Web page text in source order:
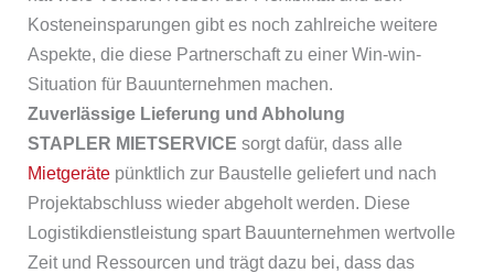
Kosteneinsparungen gibt es noch zahlreiche weitere
Aspekte, die diese Partnerschaft zu einer Win-win-
Situation für Bauunternehmen machen.
Zuverlässige Lieferung und Abholung
STAPLER MIETSERVICE sorgt dafür, dass alle
Mietgerätepünktlich zur Baustelle geliefert und nach
Projektabschluss wieder abgeholt werden. Diese
Logistikdienstleistung spart Bauunternehmen wertvolle
Zeit und Ressourcen und trägt dazu bei, dass das